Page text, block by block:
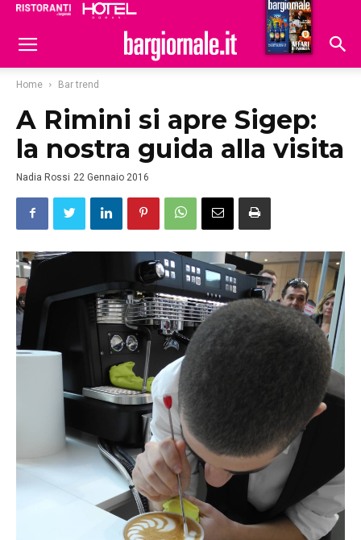
Hoteldomani
Home Bar trend
A Rimini si apre Sigep:
la nostra guida alla visita
Nadia Rossi 22 Gennaio 2016